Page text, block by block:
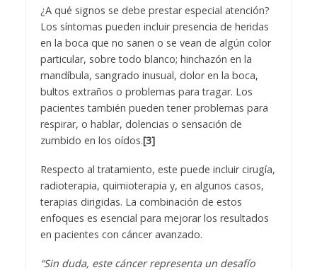
¿A qué signos se debe prestar especial atención?
Los síntomas pueden incluir presencia de heridas
en la boca que no sanen o se vean de algún color
particular, sobre todo blanco; hinchazón en la
mandíbula, sangrado inusual, dolor en la boca,
bultos extraños o problemas para tragar. Los
pacientes también pueden tener problemas para
respirar, o hablar, dolencias o sensación de
zumbido en los oídos.[3]
Respecto al tratamiento, este puede incluir cirugía,
radioterapia, quimioterapia y, en algunos casos,
terapias dirigidas. La combinación de estos
enfoques es esencial para mejorar los resultados
en pacientes con cáncer avanzado.
“Sin duda, este cáncer representa un desafío